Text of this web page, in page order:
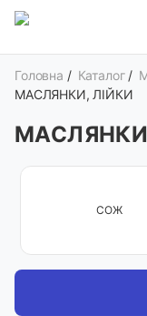
Головна / Каталог /
МАСЛЯНКИ, ЛІЙКИ
СОЖ